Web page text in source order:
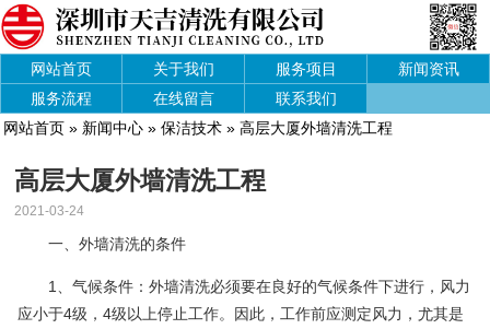
网站首页 关于我们 服务项目
新闻资讯
服务流程
在线留言
联系我们
网站首页 » 新闻中心 » 保洁技术 » 高层大厦外墙清洗工程
高层大厦外墙清洗工程
2021-03-24
一、外墙清洗的条件
1、气候条件：外墙清洗必须要在良好的气候条件下进行，风力
应小于4级，4级以上停止工作。因此，工作前应测定风力，尤其是